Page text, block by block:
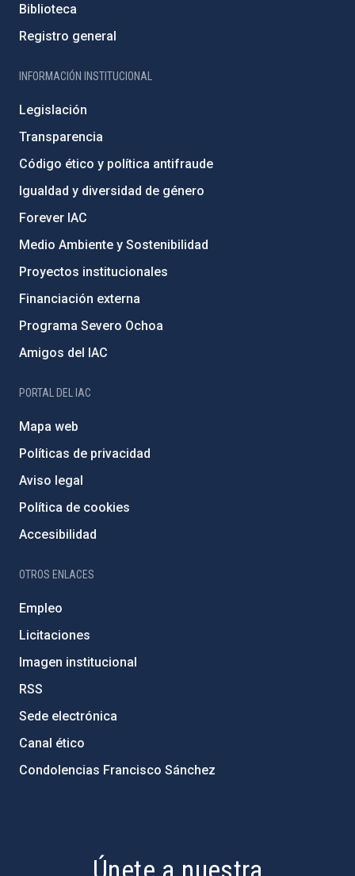
Biblioteca
Registro general
INFORMACIÓN INSTITUCIONAL
Legislación
Transparencia
Código ético y política antifraude
Igualdad y diversidad de género
Forever IAC
Medio Ambiente y Sostenibilidad
Proyectos institucionales
Financiación externa
Programa Severo Ochoa
Amigos del IAC
PORTAL DEL IAC
Mapa web
Políticas de privacidad
Aviso legal
Política de cookies
Accesibilidad
OTROS ENLACES
Empleo
Licitaciones
Imagen institucional
RSS
Sede electrónica
Canal ético
Condolencias Francisco Sánchez
Únete a nuestra